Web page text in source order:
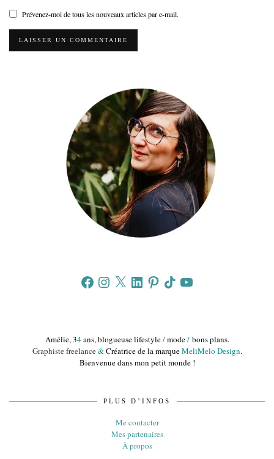
Prévenez-moi de tous les nouveaux articles par e-mail.
FacebookInstagram
X LinkedInPinterestTikTokYouTube
Amélie, 34ans, blogueuse lifestyle/mode/bons plans.
Graphiste freelance&Créatrice de la marqueMeliMelo Design.
Bienvenue dans mon petit monde !
PLUS D’INFOS
Me contacter
Mes partenaires
À propos